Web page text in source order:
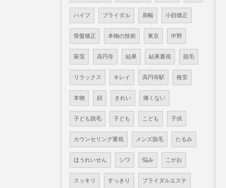
ハイフ ブライダル 肩幅 小顔矯正
骨盤矯正 本物の技術 東京 中野
荻窪 高円寺 結果 結果重視 脱毛
リラックス キレイ 高円寺駅 格安
本物 顔 きれい 痛くない
子ども脱毛 子ども こども 子供
カウンセリング重視 メンズ脱毛 たるみ
ほうれいせん シワ 悩み こがお
スッキリ すっきり ブライダルエステ